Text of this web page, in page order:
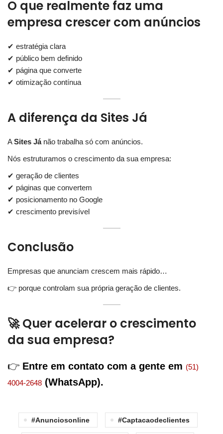
O que realmente faz uma
empresa crescer com anúncios
✔ estratégia clara
✔ público bem definido
✔ página que converte
✔ otimização contínua
A diferença da Sites Já
ASites Jánão trabalha só com anúncios.
Nós estruturamos o crescimento da sua empresa:
✔ geração de clientes
✔ páginas que convertem
✔ posicionamento no Google
✔ crescimento previsível
Conclusão
Empresas que anunciam crescem mais rápido…
👉 porque controlam sua própria geração de clientes.
🚀 Quer acelerar o crescimento
da sua empresa?
👉 Entre em contato com a gente em (51)
4004-2648 (WhatsApp).
#anunciosonline #captacaodeclientes